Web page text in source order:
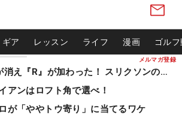
メルマガ登録
ギア レッスン ライフ 漫画 ゴル
『4』が消え『R』が加わった！ スリクソンの新作
アンはロフト角で選べ！
が「ややトウ寄り」に当てるワケ